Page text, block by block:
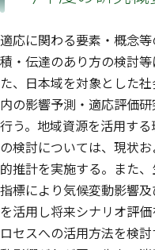
適応に関わる要素・概念
積・伝達のあり方の検討
た、日本域を対象とした
内の影響予測・適応評価
行う。地域資源を活用す
の検討については、現状
的推計を実施する。また
指標により気候変動影響
を活用し将来シナリオ評
ロセスへの活用方法を検